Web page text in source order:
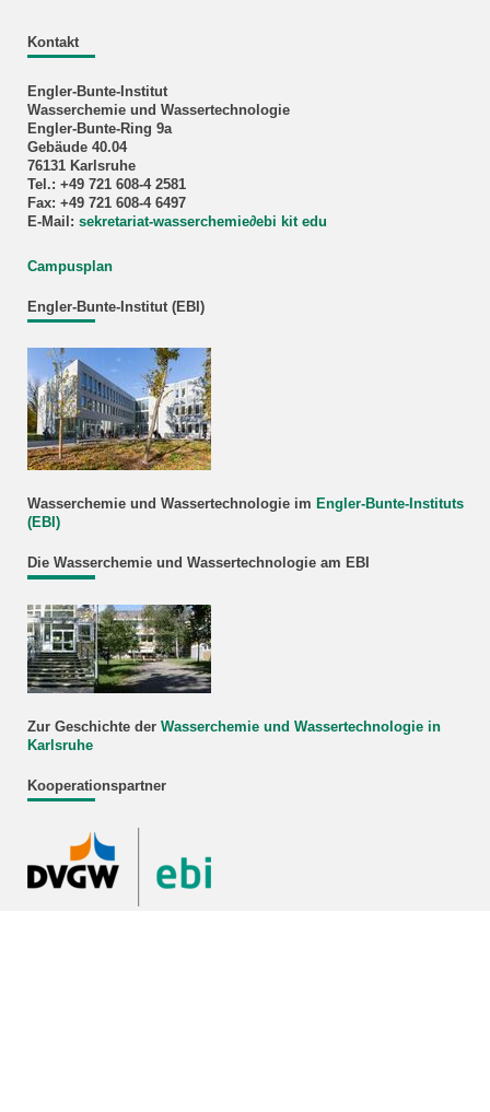
Kontakt
Engler-Bunte-Institut
Wasserchemie und Wassertechnologie
Engler-Bunte-Ring 9a
Gebäude 40.04
76131 Karlsruhe
Tel.: +49 721 608-4 2581
Fax: +49 721 608-4 6497
E-Mail: sekretariat-wasserchemie∂ebi kit edu
Campusplan
Engler-Bunte-Institut (EBI)
Wasserchemie und Wassertechnologie im Engler-Bunte-Instituts
(EBI)
Die Wasserchemie und Wassertechnologie am EBI
Zur Geschichte der Wasserchemie und Wassertechnologie in
Karlsruhe
Kooperationspartner